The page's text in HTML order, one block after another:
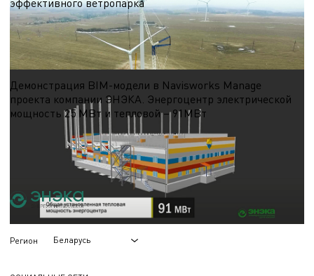
эффективного ветропарка
Первый шаг. Проведение скрининга (выбора) потенциальных площадок для
проектирования ветроэнергетической станции (ВЭС)
19.10.2024
Демонстрация BIM-модели в Navisworks Manage
проекта компании ЭНЭКА. Энергоцентр электрической
мощность 25 МВт и тепловой – 91МВт
В видео показано здание энергоцентра. Видео демонстрирует:
Регион Беларусь